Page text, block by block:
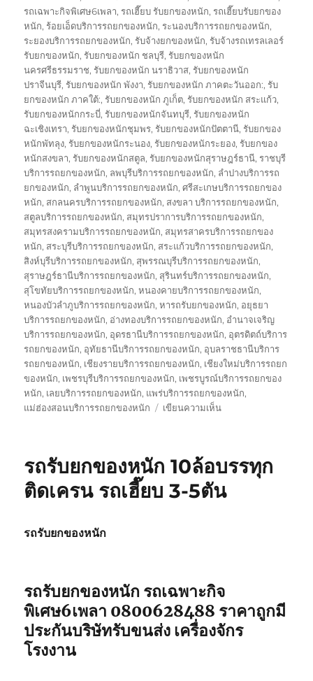
รถเฉพาะกิจพิเศษ6เพลา,รถเฮี๊ยบ รับยกของหนัก,รถเฮี๊ยบรับยกของ
หนัก,ร้อยเอ็ดบริการรถยกของหนัก,ระนองบริการรถยกของหนัก,
ระยองบริการรถยกของหนัก,รับจ้างยกของหนัก,รับจ้างรถเทรลเลอร์
รับยกของหนัก,รับยกของหนัก ชลบุรี,รับยกของหนัก
นครศรีธรรมราช,รับยกของหนัก นราธิวาส,รับยกของหนัก
ปราจีนบุรี,รับยกของหนัก พังงา,รับยกของหนัก ภาคตะวันออก:,รับ
ยกของหนัก ภาคใต้:,รับยกของหนัก ภูเก็ต,รับยกของหนัก สระแก้ว,
รับยกของหนักกระบี่,รับยกของหนักจันทบุรี,รับยกของหนัก
ฉะเชิงเทรา,รับยกของหนักชุมพร,รับยกของหนักปัตตานี,รับยกของ
หนักพัทลุง,รับยกของหนักระนอง,รับยกของหนักระยอง,รับยกของ
หนักสงขลา,รับยกของหนักสตูล,รับยกของหนักสุราษฎร์ธานี,ราชบุรี
บริการรถยกของหนัก, ลพบุรีบริการรถยกของหนัก, ลำปางบริการรถ
ยกของหนัก, ลำพูนบริการรถยกของหนัก,ศรีสะเกษบริการรถยกของ
หนัก, สกลนครบริการรถยกของหนัก, สงขลา บริการรถยกของหนัก,
สตูลบริการรถยกของหนัก, สมุทรปราการบริการรถยกของหนัก,
สมุทรสงครามบริการรถยกของหนัก, สมุทรสาครบริการรถยกของ
หนัก, สระบุรีบริการรถยกของหนัก, สระแก้วบริการรถยกของหนัก,
สิงห์บุรีบริการรถยกของหนัก, สุพรรณบุรีบริการรถยกของหนัก,
สุราษฎร์ธานีบริการรถยกของหนัก, สุรินทร์บริการรถยกของหนัก,
สุโขทัยบริการรถยกของหนัก,หนองคายบริการรถยกของหนัก,
หนองบัวลำภูบริการรถยกของหนัก,หารถรับยกของหนัก, อยุธยา
บริการรถยกของหนัก, อ่างทองบริการรถยกของหนัก, อำนาจเจริญ
บริการรถยกของหนัก, อุดรธานีบริการรถยกของหนัก, อุตรดิตถ์บริการ
รถยกของหนัก, อุทัยธานีบริการรถยกของหนัก, อุบลราชธานีบริการ
รถยกของหนัก, เชียงรายบริการรถยกของหนัก, เชียงใหม่บริการรถยก
ของหนัก, เพชรบุรีบริการรถยกของหนัก, เพชรบูรณ์บริการรถยกของ
หนัก, เลยบริการรถยกของหนัก, แพร่บริการรถยกของหนัก,
แม่ฮ่องสอนบริการรถยกของหนัก
เขียนความเห็นบน
ของ
10
3-
5
ตัน
รถรับยกของหนัก 10ล้อบรรทุก
ติดเครน รถเฮี๊ยบ 3-5ตัน
รถรับยกของหนัก
รถรับยกของหนัก รถเฉพาะกิจ
พิเศษ6เพลา 0800628488 ราคาถูกมี
ประกันบริษัทรับขนส่ง เครื่องจักร
โรงงาน